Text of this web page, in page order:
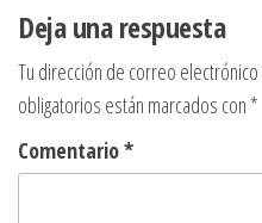
Deja una respuesta
Tu dirección de correo
obligatorios están marcados con *
Comentario*